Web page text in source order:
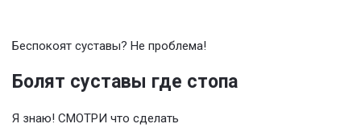
Беспокоят суставы? Не проблема!
Болят суставы где стопа
Я знаю! СМОТРИ что сделать